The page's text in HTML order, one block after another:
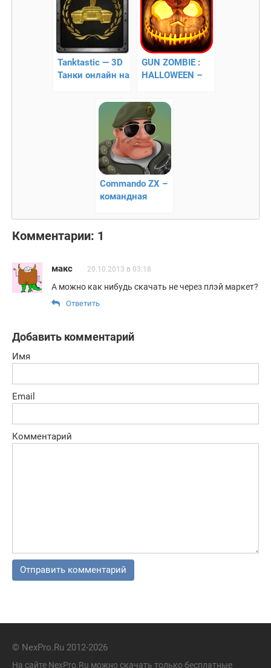
Tanktastic — 3D
Танки онлайн на
GUN ZOMBIE :
HALLOWEEN –
зомби!
Commando ZX –
командная
Комментарии: 1
макс 20.10.2013 в 03:18
А можно как нибудь скачать не через плэй маркет?
Ответить
Добавить комментарий
Имя
Email
Комментарий
© NexPro.Ru 2012-2026
На сайте NexPro.Ru можно скачать только бесплатные